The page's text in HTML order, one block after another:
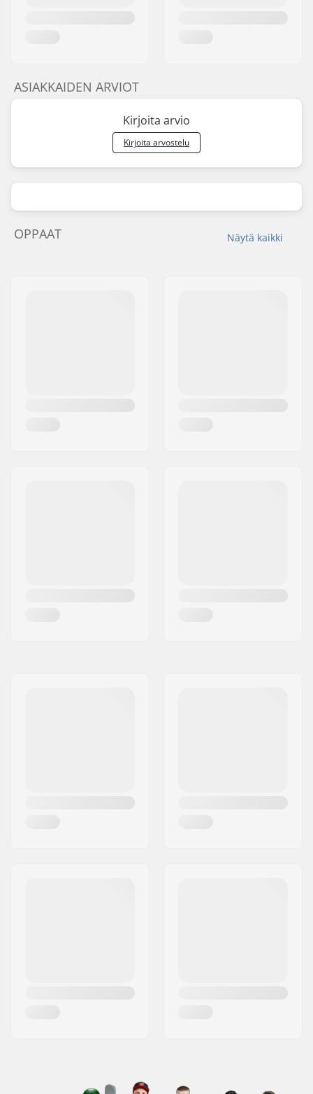
ASIAKKAIDEN ARVIOT
Kirjoita arvio
Kirjoita arvostelu
Näytä kaikki
OPPAAT